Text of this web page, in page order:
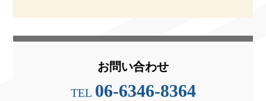
翌9日、坂田が広島市の東警察署に置かれた臨時
県庁へ向かっていると、「坂田さん、生きていまし
たか」と呼び止められた。毎日新聞大阪本社から広
お問い合わせ
TEL 06-6346-8364